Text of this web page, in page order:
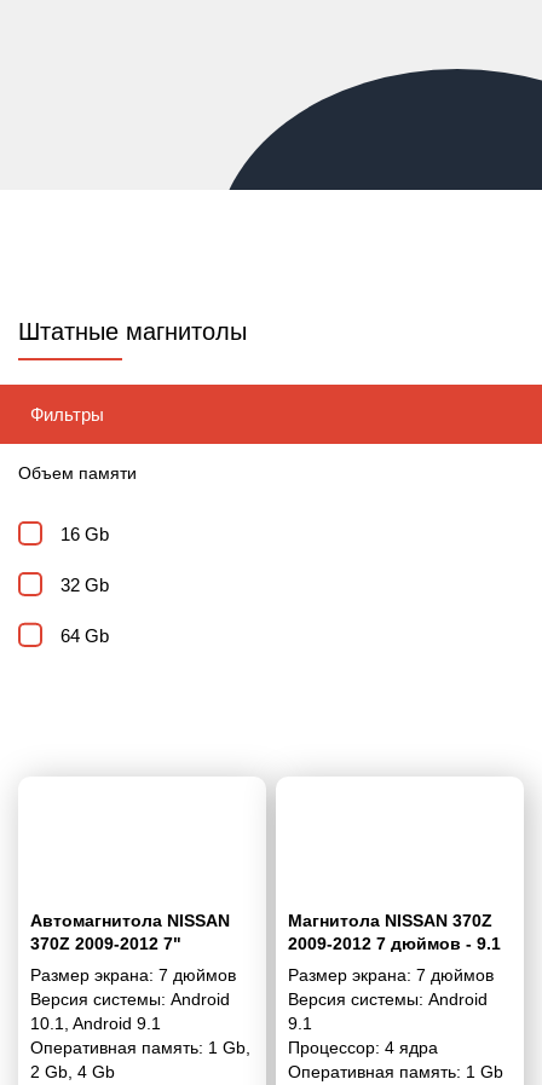
Штатные магнитолы
Фильтры
Объем памяти
16 Gb
32 Gb
64 Gb
Автомагнитола NISSAN
370Z 2009-2012 7"
Размер экрана: 7 дюймов
Версия системы: Android
10.1
Android 9.1
Оперативная память: 1 Gb
2 Gb 4 Gb
Магнитола NISSAN 370Z
2009-2012 7 дюймов - 9.1
1/16 Гб Simple
Размер экрана: 7 дюймов
Версия системы: Android
9.1
Процессор: 4 ядра
Оперативная память: 1 Gb